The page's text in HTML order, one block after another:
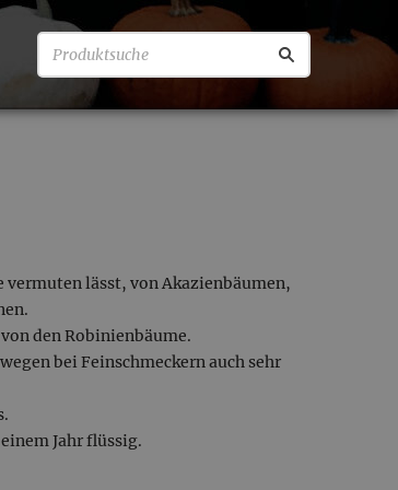
lässt, von Akazienbäumen,
den Robinienbäume.
bei Feinschmeckern auch sehr
Jahr flüssig.